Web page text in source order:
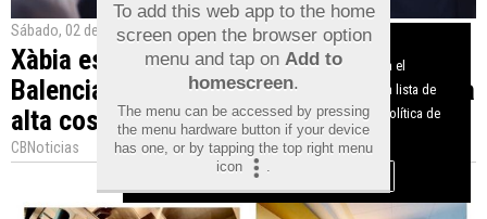
Sábado, 02 de Julio de 2022
Xàbia estrena la exposición ‘El siglo de
Balenciaga’, un homenaje al maestro de la
alta costura
CBNoticias
To add this web app to the home
screen open the browser option
menu and tap on Add to
homescreen.
The menu can be accessed by pressing
the menu hardware button if your device
has one, or by tapping the top right menu
icon
.
Aviso sobre el Uso de cookies:
Utilizamos cookies nuestras y de terceros para el
funcionamiento del digital. Puedes consultar la lista de
cookies y como desconectarlas. Ver nuestra Política de
Privacidad y Cookies
Aceptar Cookies